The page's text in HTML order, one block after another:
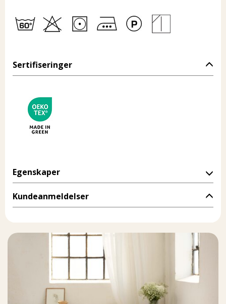
Sertifiseringer
Egenskaper
Kundeanmeldelser